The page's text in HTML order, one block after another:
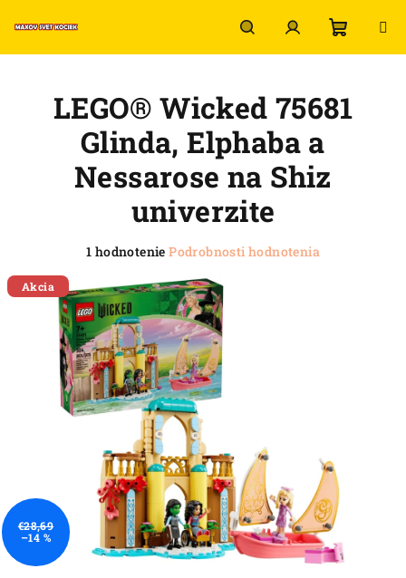
na
HľadaťPrihlásenie
košík
LEGO® Wicked 75681
Glinda, Elphaba a
Nessarose na Shiz
univerzite
Priemerné
produktu
je
5,0
z
5
hviezdičiek.
1 hodnotenie Podrobnosti hodnotenia
Akcia
€28,69
–14 %